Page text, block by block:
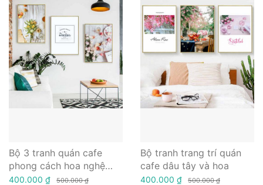
Bộ 3 tranh quán cafe
phong cách hoa nghệ
thuật
400.000 ₫ 500.000 ₫
Bộ tranh trang trí quán
cafe dâu tây và hoa
400.000 ₫ 500.000 ₫